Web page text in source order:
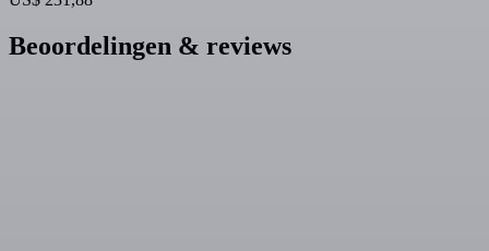
Beoordelingen & reviews